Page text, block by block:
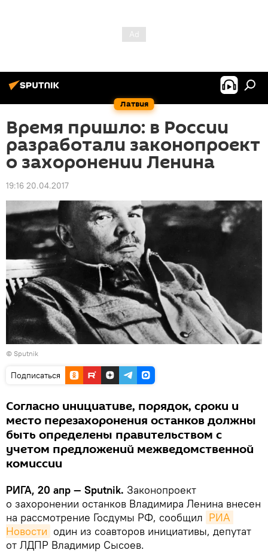
Латвия
Время пришло: в России
разработали законопроект
о захоронении Ленина
19:16 20.04.2017
© Sputnik
Подписаться
Согласно инициативе, порядок, сроки и
место перезахоронения останков должны
быть определены правительством с
учетом предложений межведомственной
комиссии
РИГА, 20 апр — Sputnik. Законопроект
о захоронении останков Владимира Ленина внесен
на рассмотрение Госдумы РФ, сообщил РИА
Новости один из соавторов инициативы, депутат
от ЛДПР Владимир Сысоев.